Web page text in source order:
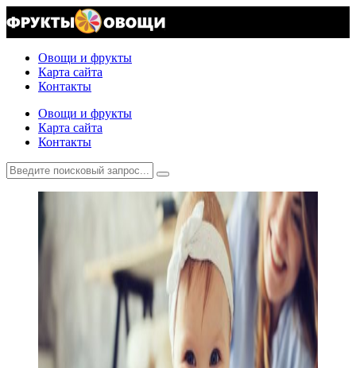
Овощи и фрукты
Карта сайта
Контакты
Овощи и фрукты
Карта сайта
Контакты